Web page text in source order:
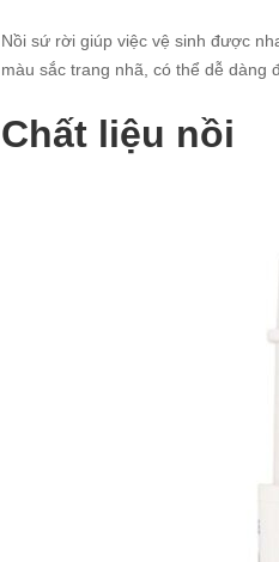
Nồi sứ rời giúp việc vệ sinh được
màu sắc trang nhã, có thể dễ dàng
Chất liệu nồi